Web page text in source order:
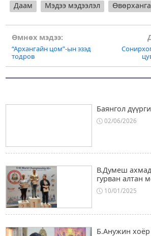
Баянгол
02/06/2026
В.Думеш
гурван алтан
10/01/2025
Б.Анужин
Даам Мэдээ мэдээлэл
Post
navigation
Өмнөх мэдээ:
“Архангайн цом”-ын эзэд
тодров